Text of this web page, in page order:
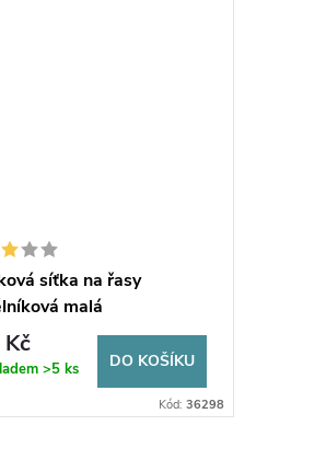
síťka na řasy
malá
>5 ks DO KOŠÍKU
Kód: 36298